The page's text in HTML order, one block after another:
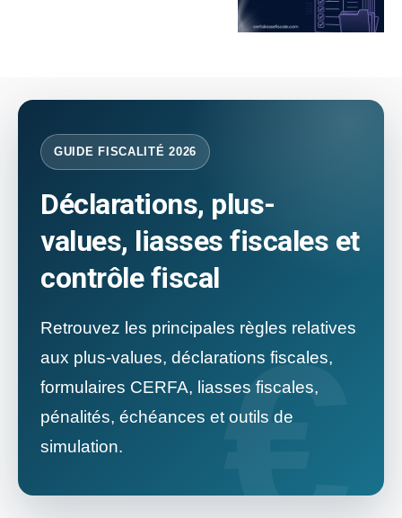
GUIDE FISCALITÉ 2026
Déclarations, plus-
values, liasses fiscales et
contrôle fiscal
Retrouvez les principales règles relatives
aux plus-values, déclarations fiscales,
formulaires CERFA, liasses fiscales,
pénalités, échéances et outils de
simulation.